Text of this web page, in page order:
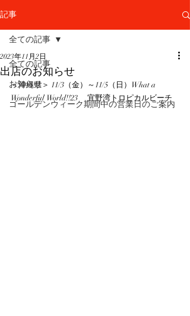
記事
全ての記事
お知らせ
ゴールデンウィーク期間中の営業日のご案内
全ての記事
出店のお知らせ
2023年11月2日
＜沖縄県＞ 11/3（金）～11/5（日）What a
Wonderful World!!23 　宜野湾トロピカルビーチ